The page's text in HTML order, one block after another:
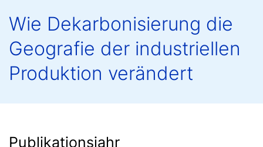
Wie Dekarbonisierung die
Geografie der industriellen
Produktion verändert
Publikationsjahr